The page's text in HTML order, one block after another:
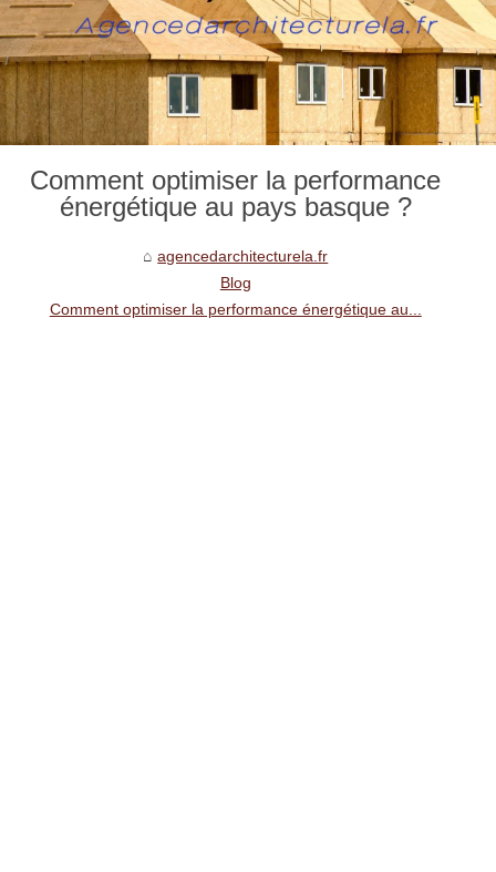
Comment optimiser la performance
énergétique au pays basque ?
agencedarchitecturela.fr
Blog
Comment optimiser la performance énergétique au...